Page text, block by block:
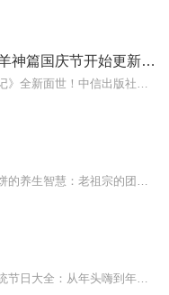
小猪屏蓬十二生肖神8 羊神篇国庆节开始更新啦！